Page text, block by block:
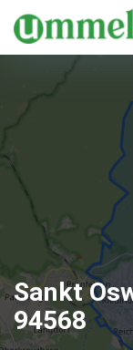
Sankt
94568